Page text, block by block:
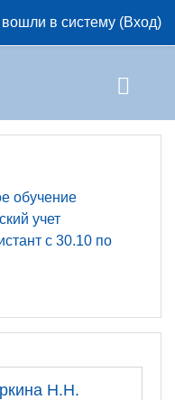
в систему (Вход)
обучение
учет
с 30.10 по
Н.Н.